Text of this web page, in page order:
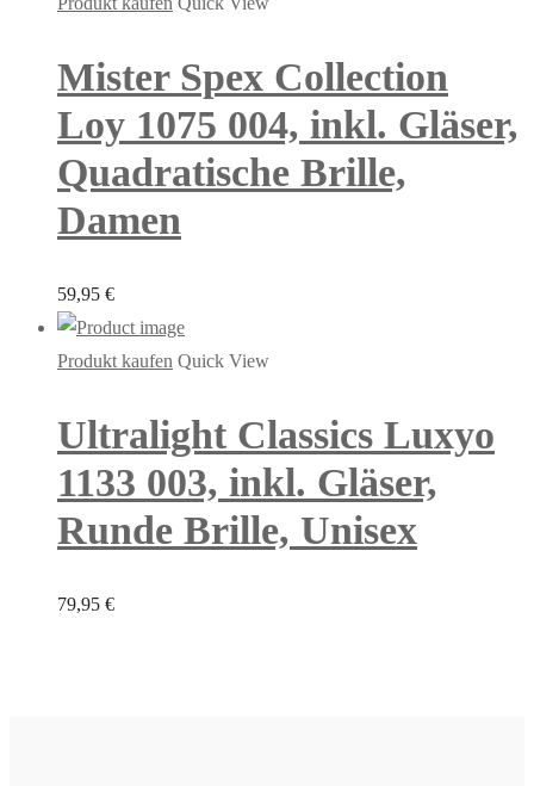
Mister Spex Collection
Loy 1075 004, inkl. Gläser,
Quadratische Brille,
Damen
59,95 €
Produkt kaufen Quick View
Ultralight Classics Luxyo
1133 003, inkl. Gläser,
Runde Brille, Unisex
79,95 €